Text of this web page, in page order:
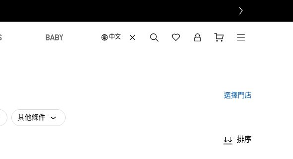
BABY 中文
選擇門店
其他條件
排序